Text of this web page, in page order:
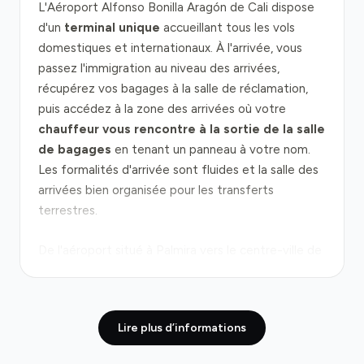
L'Aéroport Alfonso Bonilla Aragón de Cali dispose
d'un terminal unique accueillant tous les vols
domestiques et internationaux. À l'arrivée, vous
passez l'immigration au niveau des arrivées,
récupérez vos bagages à la salle de réclamation,
puis accédez à la zone des arrivées où votre
chauffeur vous rencontre à la sortie de la salle
de bagages en tenant un panneau à votre nom.
Les formalités d'arrivée sont fluides et la salle des
arrivées bien organisée pour les transferts
terrestres.
La route principale relie Palmira à Cali
par une voie bien entretenue, avec un trafic plus
Lire plus d’informations